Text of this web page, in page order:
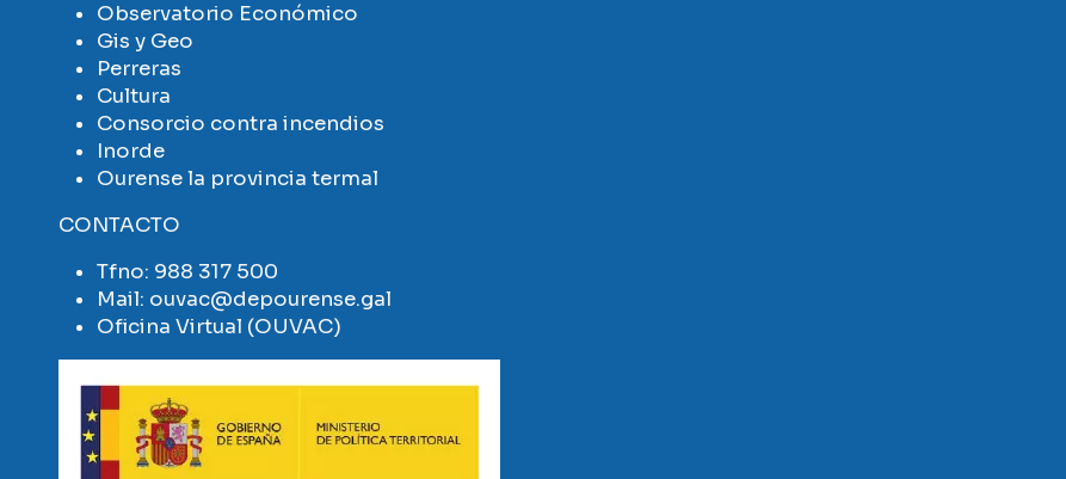
Observatorio Económico
Gis y Geo
Perreras
Cultura
Consorcio contra incendios
Inorde
Ourense la provincia termal
CONTACTO
Tfno: 988 317 500
Mail: ouvac@depourense.gal
Oficina Virtual (OUVAC)